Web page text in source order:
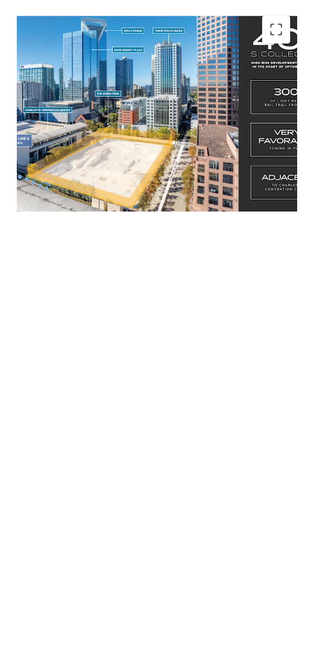
UMUD-O Zoning In Place, allowing for unlimited
height and density
Regional Activity Center Future Land Use
300’ of Light Rail Frontage
Adjacent to Charlotte Convention Center
Phase I: 0.868 Acre Pad Site